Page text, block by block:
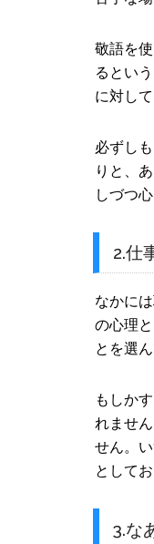
敬語を
るとい
に対し
必ずし
りと、
しづつ
2.仕
なかに
の心理
とを選
もしか
れませ
せん。
として
3.な